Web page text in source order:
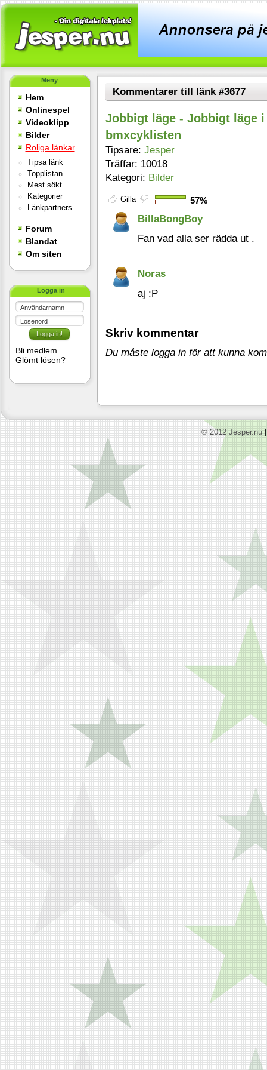
Meny
Hem
Onlinespel
Videoklipp
Bilder
Roliga länkar
Tipsa länk
Topplistan
Mest sökt
Kategorier
Länkpartners
Forum
Blandat
Om siten
Logga in
Användarnamn
Lösenord
Bli medlem
Glömt lösen?
Kommentarer till länk #3677
Jobbigt läge - Jobbigt läge
bmxcyklisten
Tipsare: Jesper
Träffar: 10018
Kategori: Bilder
Gilla 57%
BillaBongBoy
Fan vad alla ser rädda ut .
Noras
aj :P
Skriv kommentar
Du måste logga in för att kunna
© 2012 Jesper.nu